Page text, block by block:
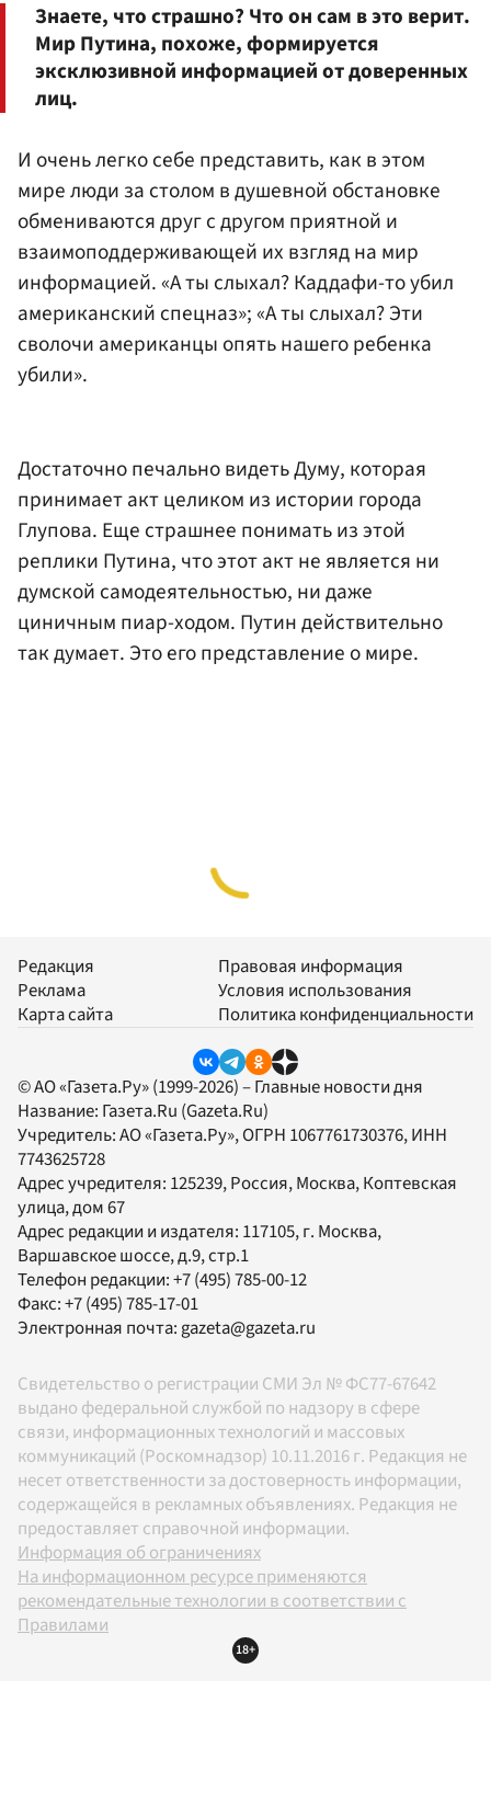
Знаете, что страшно? Что он сам в это верит.
Мир Путина, похоже, формируется
эксклюзивной информацией от доверенных
лиц.
И очень легко себе представить, как в этом
мире люди за столом в душевной обстановке
обмениваются друг с другом приятной и
взаимоподдерживающей их взгляд на мир
информацией. «А ты слыхал? Каддафи-то убил
американский спецназ»; «А ты слыхал? Эти
сволочи американцы опять нашего ребенка
убили».
Достаточно печально видеть Думу, которая
принимает акт целиком из истории города
Глупова. Еще страшнее понимать из этой
реплики Путина, что этот акт не является ни
думской самодеятельностью, ни даже
циничным пиар-ходом. Путин действительно
так думает. Это его представление о мире.
Редакция
Реклама
Карта сайта
Правовая информация
Условия использования
Политика конфиденциальности
© АО «Газета.Ру» (1999-2026) – Главные новости дня
Название: Газета.Ru (Gazeta.Ru)
Учредитель:АО «Газета.Ру», ОГРН 1067761730376, ИНН
7743625728
Адрес учредителя: 125239, Россия, Москва, Коптевская
улица, дом 67
Адрес редакции и издателя: 117105, г. Москва,
Варшавское шоссе, д.9, стр.1
Телефон редакции:+7 (495) 785-00-12
Факс:+7 (495) 785-17-01
Электронная почта:gazeta@gazeta.ru
Свидетельство о регистрации СМИ Эл № ФС77-67642
выдано федеральной службой по надзору в сфере
связи, информационных технологий и массовых
коммуникаций (Роскомнадзор) 10.11.2016 г. Редакция не
несет ответственности за достоверность информации,
содержащейся в рекламных объявлениях. Редакция не
предоставляет справочной информации.
Информация об ограничениях
На информационном ресурсе применяются
рекомендательные технологии в соответствии с
Правилами
18+